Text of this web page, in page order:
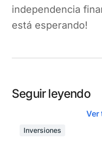
independencia
está esperando!
Seguir leyendo
Ver
Inversiones